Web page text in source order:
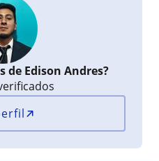
de Edison Andres?